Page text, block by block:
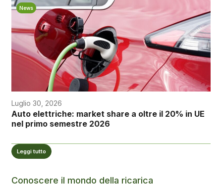
News
Luglio 30, 2026
Auto elettriche: market share a oltre il 20% in UE
nel primo semestre 2026
Leggi tutto
Conoscere il mondo della ricarica